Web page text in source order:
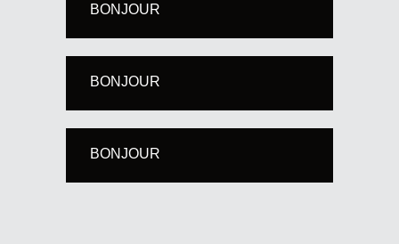
BONJOUR
BONJOUR
BONJOUR